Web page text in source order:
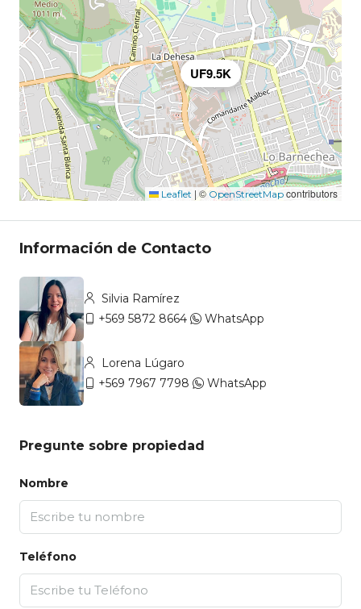
UF9.5K
Leaflet | © OpenStreetMap contributors
Información de Contacto
Silvia Ramírez
+569 5872 8664
WhatsApp
Lorena Lúgaro
+569 7967 7798
WhatsApp
Pregunte sobre propiedad
Nombre
Teléfono